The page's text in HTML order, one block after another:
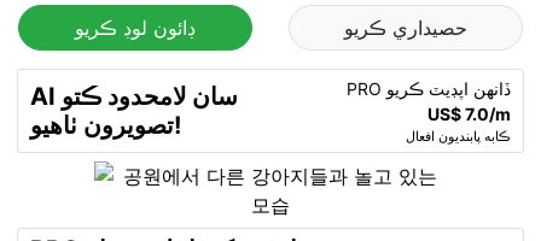
ڊائون لوڊ ڪريو حصيداري ڪريو
AI سان لامحدود ڪتو
تصويرون ٺاهيو!
PRO ڏانهن اپڊيٽ ڪريو
US$ 7.0/m
ڪابه پابنديون افعال